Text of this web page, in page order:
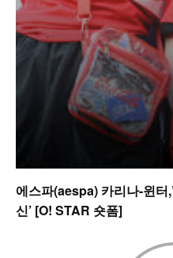
에스파(aespa) 카리나-윈터
신’ [O! STAR 숏폼]